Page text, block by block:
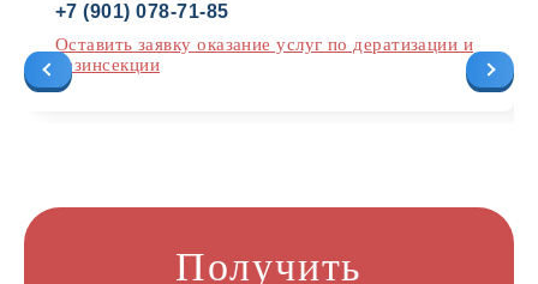
+7 (901) 078-71-85
Оставить заявку оказание услуг по дератизации и
дезинсекции
Получить